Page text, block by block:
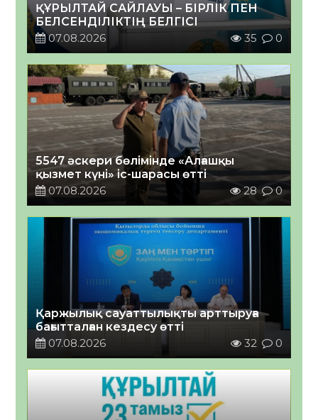
ҚҰРЫЛТАЙ САЙЛАУЫ – БІРЛІК ПЕН
БЕЛСЕНДІЛІКТІҢ БЕЛГІСІ
07.08.2026
35 0
5547 әскери бөлімінде «Алғашқы
қызмет күні» іс-шарасы өтті
07.08.2026
28 0
Қаржылық сауаттылықты арттыруға
бағытталған кездесу өтті
07.08.2026
32 0